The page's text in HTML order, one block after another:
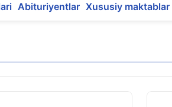
Abituriyentlar Xususiy maktablar